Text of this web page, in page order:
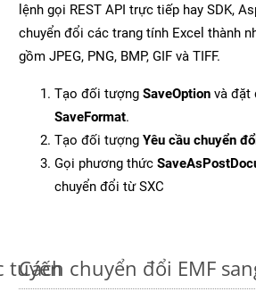
lệnh gọi REST API trực tiếp hay SDK,
chuyển đổi các trang tính Excel thành
gồm JPEG, PNG, BMP, GIF và TIFF.
Tạo đối tượng SaveOption và đặt
SaveFormat.
Tạo đối tượng Yêu cầu chuyển
Gọi phương thức
chuyển đổi từ SXC
tuyến
Cách chuyển đổi EMF